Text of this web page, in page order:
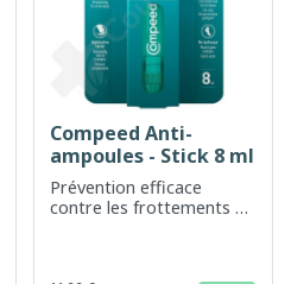
Compeed Anti-
ampoules - Stick 8 ml
Prévention efficace
contre les frottements et